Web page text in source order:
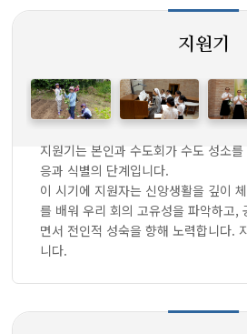
지원기
지원기는 본인과 수도회가 수도 성소
응과 식별의 단계입니다.
이 시기에 지원자는 신앙생활을 깊이
를 배워 우리 회의 고유성을 파악하고,
면서 전인적 성숙을 향해 노력합니다.
니다.